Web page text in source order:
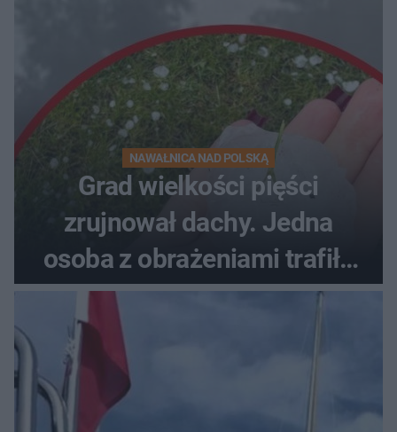
NAWAŁNICA NAD POLSKĄ
Grad wielkości pięści
zrujnował dachy. Jedna
osoba z obrażeniami trafiła
do szpitala